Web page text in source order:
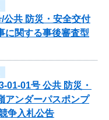
公共 防災・安全交付
に関する事後審査型
01-01号 公共 防災・
アンダーパスポンプ
争入札公告